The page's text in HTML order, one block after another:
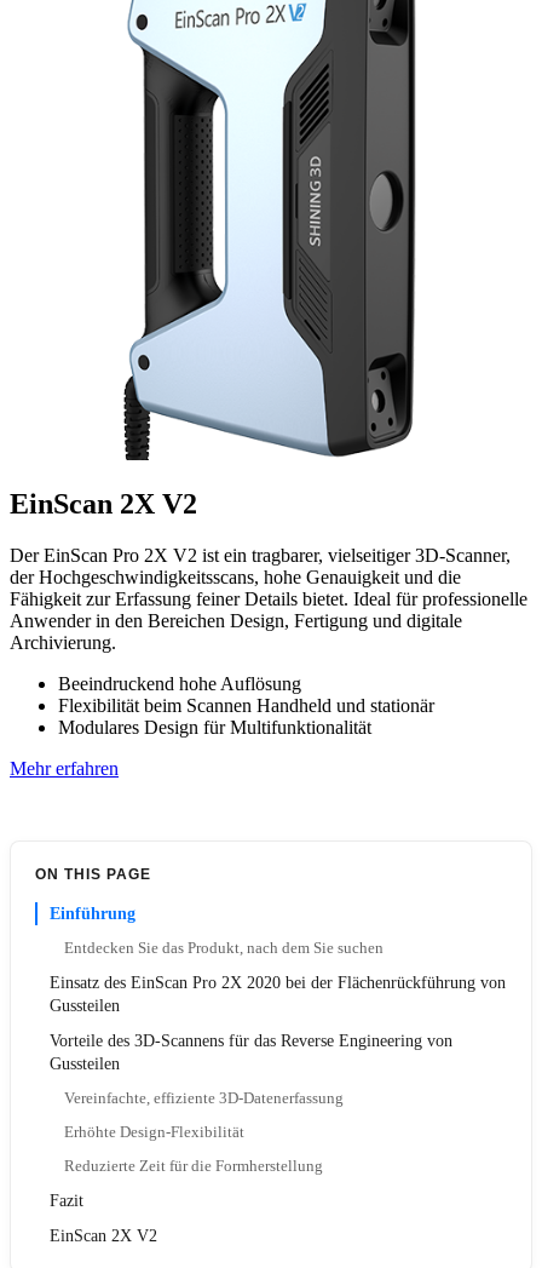
EinScan 2X V2
Der EinScan Pro 2X V2 ist ein tragbarer, vielseitiger 3D-Scanner,
der Hochgeschwindigkeitsscans, hohe Genauigkeit und die
Fähigkeit zur Erfassung feiner Details bietet. Ideal für professionelle
Anwender in den Bereichen Design, Fertigung und digitale
Archivierung.
Beeindruckend hohe Auflösung
Flexibilität beim Scannen Handheld und stationär
Modulares Design für Multifunktionalität
Mehr erfahren
ON THIS PAGE
Einführung
Entdecken Sie das Produkt, nach dem Sie suchen
Einsatz des EinScan Pro 2X 2020 bei der Flächenrückführung von
Gussteilen
Vorteile des 3D-Scannens für das Reverse Engineering von
Gussteilen
Vereinfachte, effiziente 3D-Datenerfassung
Erhöhte Design-Flexibilität
Reduzierte Zeit für die Formherstellung
Fazit
EinScan 2X V2